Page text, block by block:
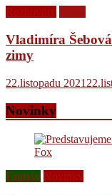
Vladimíra
zimy
22.listopadu 2021
Novinky
Fantasy